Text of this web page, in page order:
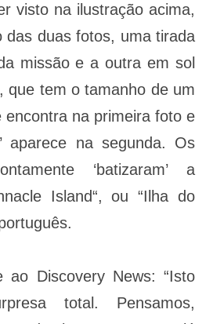
visto na ilustração acima,
das duas fotos, uma tirada
missão e a outra em sol
que tem o tamanho de um
encontra na primeira foto e
aparece na segunda. Os
‘batizaram’ a
Island“, ou “Ilha do
ao Discovery News: “Isto
total. Pensamos,